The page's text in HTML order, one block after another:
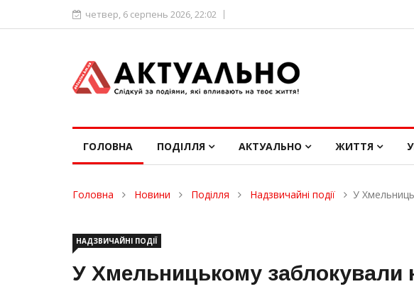
четвер, 6 серпень 2026, 22:02
ГОЛОВНА ПОДІЛЛЯ АКТУАЛЬНО ЖИТТЯ
Головна Новини Поділля Надзвичайні події У
НАДЗВИЧАЙНІ ПОДІЇ
У Хмельницькому заблокували